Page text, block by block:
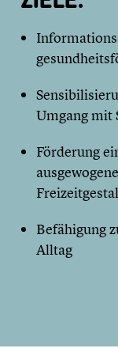
Umgang mit
Förderung
Befähigung
Alltag